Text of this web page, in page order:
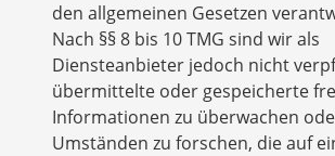
den allgemeinen Gesetzen
Nach §§ 8 bis 10 TMG sind wir als
Diensteanbieter jedoch nicht
übermittelte oder gespeicherte
Informationen zu überwachen
Umständen zu forschen, die auf